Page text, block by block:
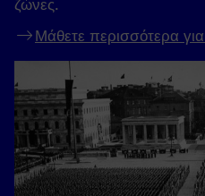
ζώνες.
Μάθετε περισσότερα